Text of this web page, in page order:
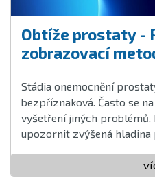
Obtíže prostaty -
zobrazovací
Stádia onemocnění
bezpříznaková. Často se
vyšetření jiných problémů.
upozornit zvýšená
i při hyperplazie